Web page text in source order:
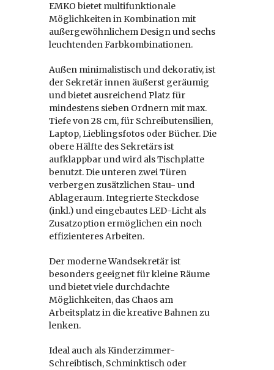
EMKO bietet multifunktionale
Möglichkeiten in Kombination mit
außergewöhnlichem Design und sechs
leuchtenden Farbkombinationen.
Außen minimalistisch und dekorativ, ist
der Sekretär innen äußerst geräumig
und bietet ausreichend Platz für
mindestens sieben Ordnern mit max.
Tiefe von 28 cm, für Schreibutensilien,
Laptop, Lieblingsfotos oder Bücher. Die
obere Hälfte des Sekretärs ist
aufklappbar und wird als Tischplatte
benutzt. Die unteren zwei Türen
verbergen zusätzlichen Stau- und
Ablageraum. Integrierte Steckdose
(inkl.) und eingebautes LED-Licht als
Zusatzoption ermöglichen ein noch
effizienteres Arbeiten.
Der moderne Wandsekretär ist
besonders geeignet für kleine Räume
und bietet viele durchdachte
Möglichkeiten, das Chaos am
Arbeitsplatz in die kreative Bahnen zu
lenken.
Ideal auch als Kinderzimmer-
Schreibtisch, Schminktisch oder